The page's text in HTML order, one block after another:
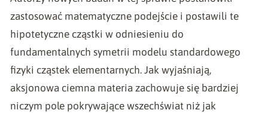
zastosować matematyczne podejście i postawili te
hipotetyczne cząstki w odniesieniu do
fundamentalnych symetrii modelu standardowego
fizyki cząstek elementarnych. Jak wyjaśniają,
aksjonowa ciemna materia zachowuje się bardziej
niczym pole pokrywające wszechświat niż jak